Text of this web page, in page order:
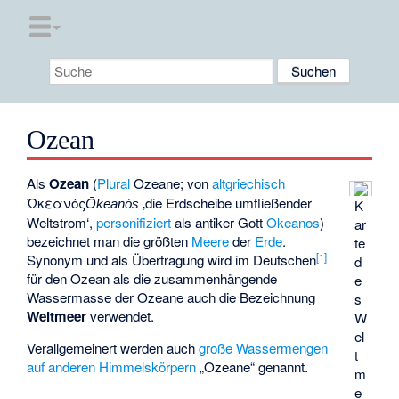
Ozean
K
ar
te
d
e
s
W
el
t
m
e
AlsOzean (PluralOzeane; vonaltgriechisch
ὨκεανόςŌkeanós ‚die Erdscheibe umfließender
Weltstrom‘,personifiziertals antiker GottOkeanos)
bezeichnet man die größten Meereder Erde.
Synonym und als Übertragung wird im Deutschen[1]
für den Ozean als die zusammenhängende
Wassermasse der Ozeane auch die Bezeichnung
Weltmeerverwendet.
Verallgemeinert werden auchgroße Wassermengen
auf anderen Himmelskörpern„Ozeane“ genannt.